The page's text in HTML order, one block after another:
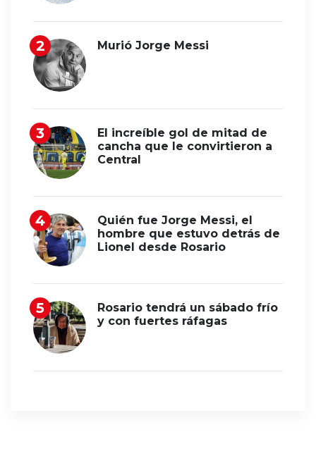
Murió Jorge Messi
El increíble gol de mitad de
cancha que le convirtieron a
Central
Quién fue Jorge Messi, el
hombre que estuvo detrás de
Lionel desde Rosario
Rosario tendrá un sábado frío
y con fuertes ráfagas